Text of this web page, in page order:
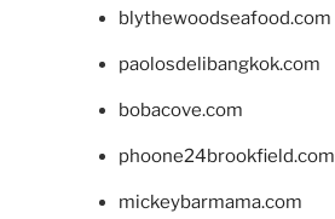
blythewoodseafood.com
paolosdelibangkok.com
bobacove.com
phoone24brookfield.com
mickeybarmama.com